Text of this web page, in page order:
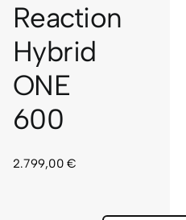
Reaction
Hybrid
ONE
600
2.799,00 €